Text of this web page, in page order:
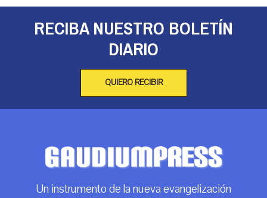
RECIBA NUESTRO BOLETÍN
DIARIO
QUIERO RECIBIR
Un instrumento de la nueva evangelización